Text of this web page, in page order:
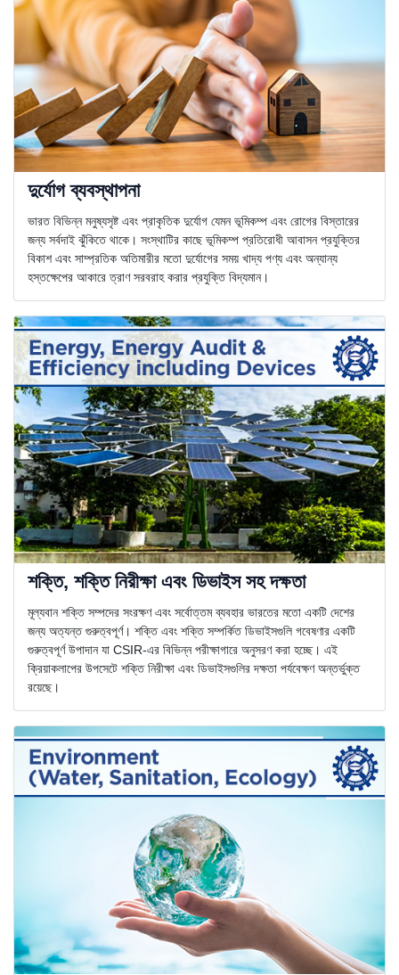
দুর্যোগ ব্যবস্থাপনা
ভারত বিভিন্ন মনুষ্যসৃষ্ট এবং প্রাকৃতিক দুর্যোগ যেমন ভূমিকম্প এবং রোগের বিস্তারের
জন্য সর্বদাই ঝুঁকিতে থাকে। সংস্থাটির কাছে ভূমিকম্প প্রতিরোধী আবাসন প্রযুক্তির
বিকাশ এবং সাম্প্রতিক অতিমারীর মতো দুর্যোগের সময় খাদ্য পণ্য এবং অন্যান্য
হস্তক্ষেপের আকারে ত্রাণ সরবরাহ করার প্রযুক্তি বিদ্যমান।
শক্তি, শক্তি নিরীক্ষা এবং ডিভাইস সহ দক্ষতা
মূল্যবান শক্তি সম্পদের সংরক্ষণ এবং সর্বোত্তম ব্যবহার ভারতের মতো একটি দেশের
জন্য অত্যন্ত গুরুত্বপূর্ণ। শক্তি এবং শক্তি সম্পর্কিত ডিভাইসগুলি গবেষণার একটি
গুরুত্বপূর্ণ উপাদান যা CSIR-এর বিভিন্ন পরীক্ষাগারে অনুসরণ করা হচ্ছে। এই
ক্রিয়াকলাপের উপসেটে শক্তি নিরীক্ষা এবং ডিভাইসগুলির দক্ষতা পর্যবেক্ষণ অন্তর্ভুক্ত
রয়েছে।